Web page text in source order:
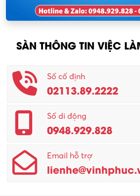
Nhân viên thu mua
Nhân viên CSKH
Phục vụ khác
Promotion Girl (PG)
Quản lý – Giám đốc
Quản lý chất lượng – QC
Quản lý sản xuất
Quản trị kinh doanh
KCN Tam Dương
SÀN THÔNG TIN VIỆC
Số cố định
02113.89.2222
Số di động
0948.929.828
Email hỗ trợ